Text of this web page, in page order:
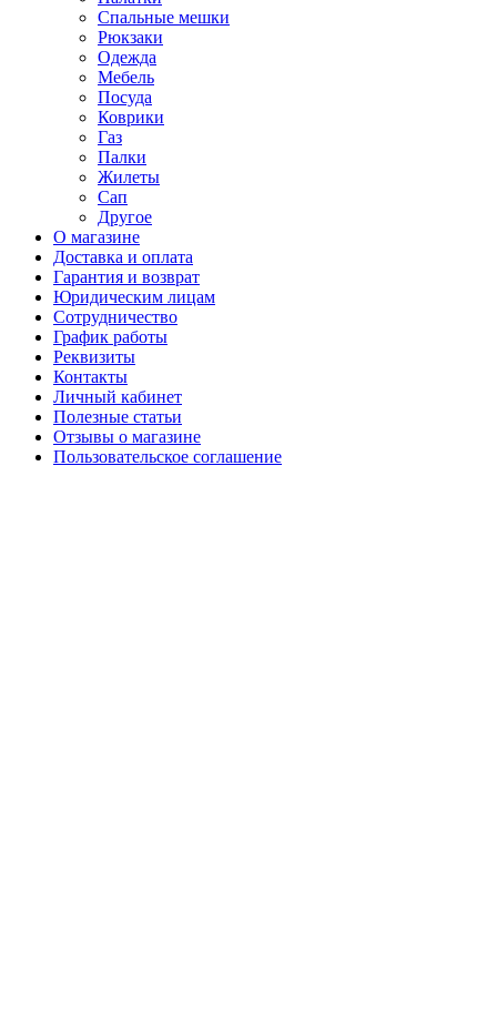
Спальные мешки
Рюкзаки
Одежда
Мебель
Посуда
Коврики
Газ
Палки
Жилеты
Сап
Другое
О магазине
Доставка и оплата
Гарантия и возврат
Юридическим лицам
Сотрудничество
График работы
Реквизиты
Контакты
Личный кабинет
Полезные статьи
Отзывы о магазине
Пользовательское соглашение